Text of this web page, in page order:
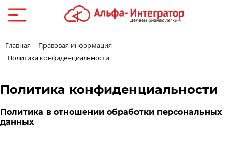
Главная
Правовая информация
Политика конфиденциальности
Политика конфиденциальности
Политика в отношении обработки персональных
данных